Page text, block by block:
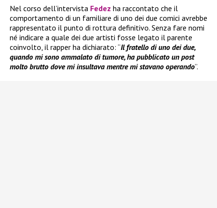
Nel corso dell’intervista Fedez ha raccontato che il
comportamento di un familiare di uno dei due comici avrebbe
rappresentato il punto di rottura definitivo. Senza fare nomi
né indicare a quale dei due artisti fosse legato il parente
coinvolto, il rapper ha dichiarato: “Il fratello di uno dei due,
quando mi sono ammalato di tumore, ha pubblicato un post
molto brutto dove mi insultava mentre mi stavano operando”.